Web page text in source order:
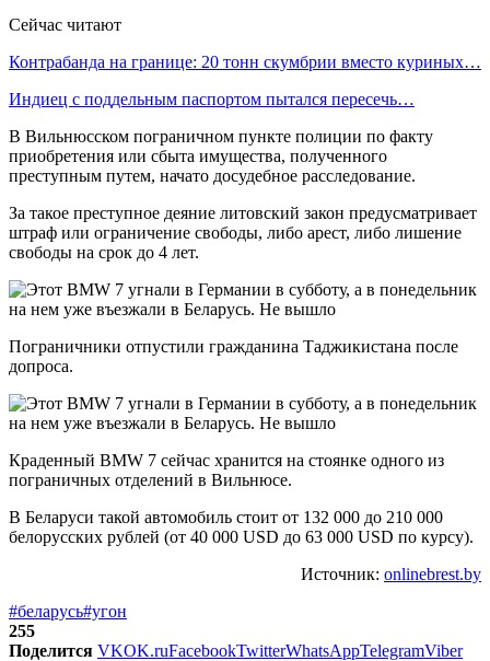
Сейчас читают
Контрабанда на границе: 20 тонн скумбрии вместо куриных…
Индиец с поддельным паспортом пытался пересечь…
В Вильнюсском пограничном пункте полиции по факту
приобретения или сбыта имущества, полученного
преступным путем, начато досудебное расследование.
За такое преступное деяние литовский закон предусматривает
штраф или ограничение свободы, либо арест, либо лишение
свободы на срок до 4 лет.
Пограничники отпустили гражданина Таджикистана после
допроса.
Краденный BMW 7 сейчас хранится на стоянке одного из
пограничных отделений в Вильнюсе.
В Беларуси такой автомобиль стоит от 132 000 до 210 000
белорусских рублей (от 40 000 USD до 63 000 USD по курсу).
Источник: onlinebrest.by
#беларусь#угон
255
Поделится VKOK.ruFacebookTwitterWhatsAppTelegramViber